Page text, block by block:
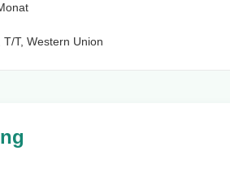
T/T, Western Union